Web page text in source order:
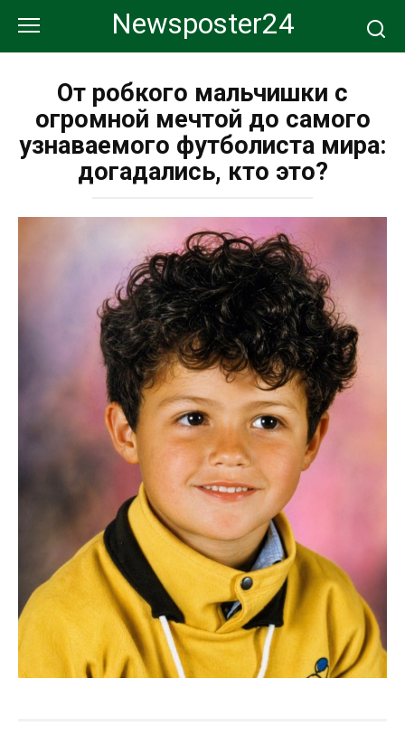
контенту
Newsposter24
От робкого мальчишки с
огромной мечтой до самого
узнаваемого футболиста мира:
догадались, кто это?